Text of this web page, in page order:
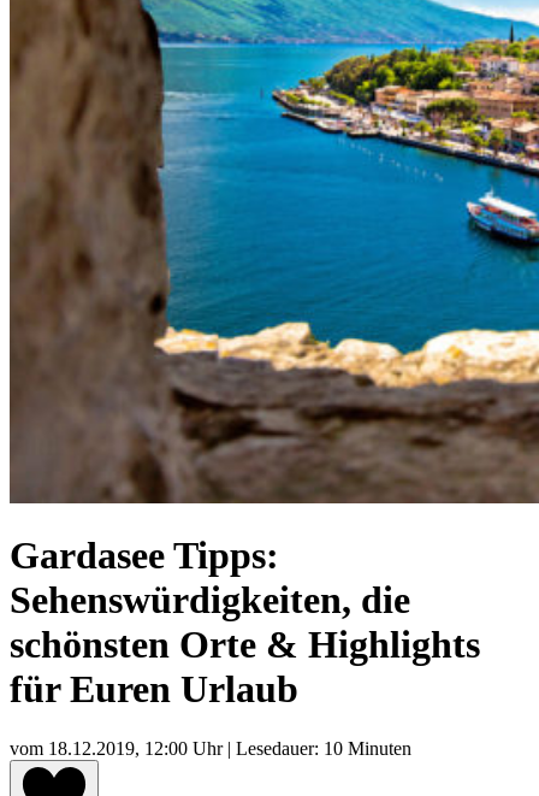
Gardasee Tipps:
Sehenswürdigkeiten, die
schönsten Orte & Highlights
für Euren Urlaub
vom 18.12.2019, 12:00 Uhr| Lesedauer: 10 Minuten